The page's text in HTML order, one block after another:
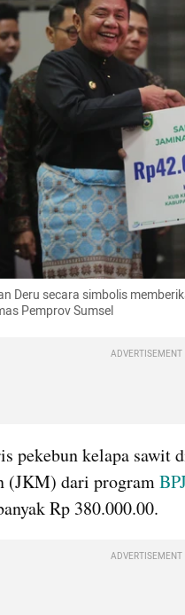
Deru secara simbolis
Pemprov Sumsel
ADVERTISEMENT
pekebun kelapa sawit
(JKM) dari program
Rp 380.000.00.
ADVERTISEMENT